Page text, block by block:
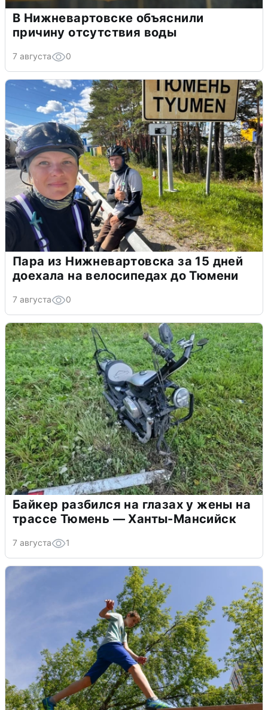
В Нижневартовске объяснили
причину отсутствия воды
7 августа 0
Пара из Нижневартовска за 15 дней
доехала на велосипедах до Тюмени
7 августа 0
Байкер разбился на глазах у жены на
трассе Тюмень — Ханты-Мансийск
7 августа 1